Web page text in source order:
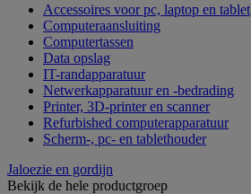
Accessoires voor pc, laptop en tablet
Computeraansluiting
Computertassen
Data opslag
IT-randapparatuur
Netwerkapparatuur en -bedrading
Printer, 3D-printer en scanner
Refurbished computerapparatuur
Scherm-, pc- en tablethouder
Jaloezie en gordijn
Bekijk de hele productgroep